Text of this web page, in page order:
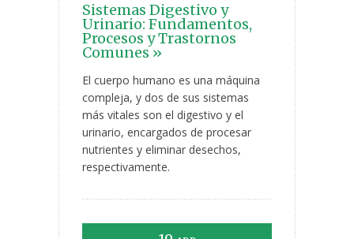
Sistemas Digestivo y
Urinario: Fundamentos,
Procesos y Trastornos
Comunes »
El cuerpo humano es una máquina
compleja, y dos de sus sistemas
más vitales son el digestivo y el
urinario, encargados de procesar
nutrientes y eliminar desechos,
respectivamente.